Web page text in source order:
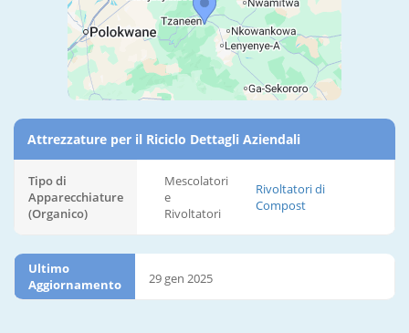
Attrezzature per il Riciclo Dettagli Aziendali
Tipo di
Apparecchiature
(Organico)
Mescolatori
e
Rivoltatori
Rivoltatori di
Compost
Ultimo
Aggiornamento
29 gen 2025